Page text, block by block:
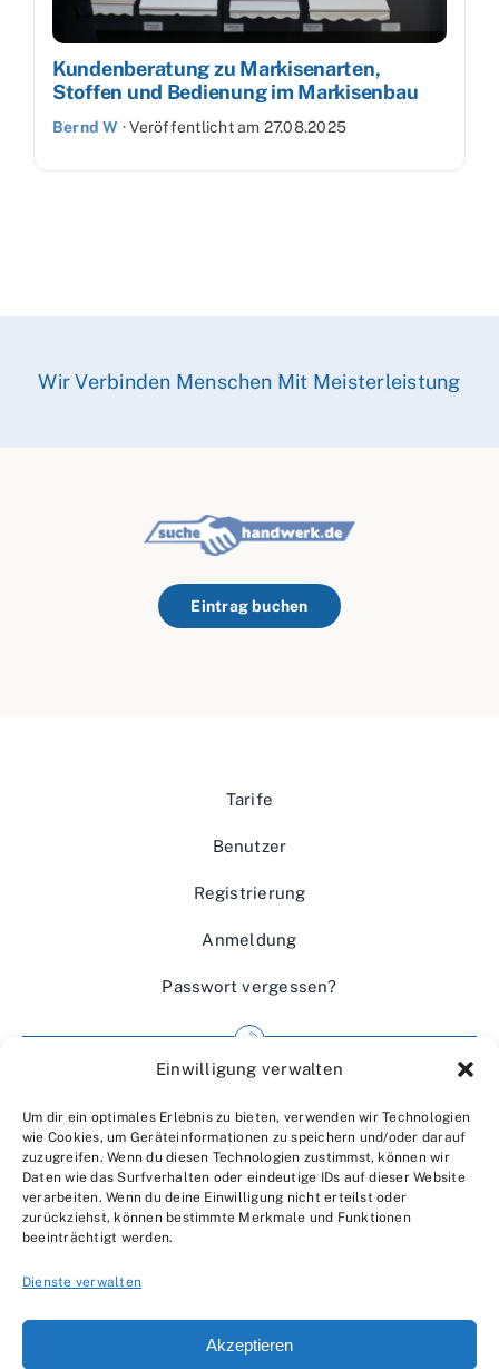
Einwilligung verwalten
Um dir ein optimales Erlebnis zu bieten, verwenden wir Technologien
wie Cookies, um Geräteinformationen zu speichern und/oder darauf
zuzugreifen. Wenn du diesen Technologien zustimmst, können wir
Daten wie das Surfverhalten oder eindeutige IDs auf dieser Website
verarbeiten. Wenn du deine Einwilligung nicht erteilst oder
zurückziehst, können bestimmte Merkmale und Funktionen
beeinträchtigt werden.
Dienste verwalten
Akzeptieren
Kundenberatung zu Markisenarten,
Stoffen und Bedienung im Markisenbau
Bernd W ·Veröffentlicht am 27.08.2025
Wir Verbinden Menschen Mit Meisterleistung
Eintrag buchen
Tarife
Benutzer
Registrierung
Anmeldung
Passwort vergessen?
Wir über uns
Kontakt
Datenschutzerklärung